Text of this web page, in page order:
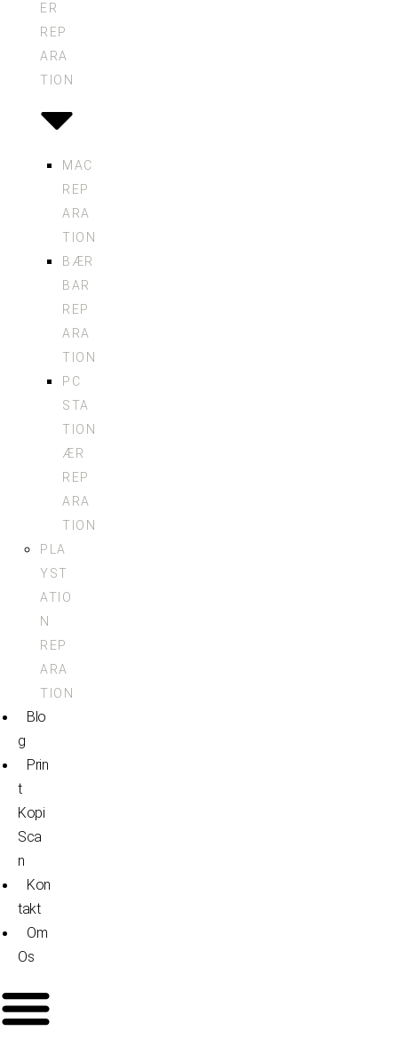
ER
REP
ARA
TION
MAC
REP
ARA
TION
BÆR
BAR
REP
ARA
TION
PC
STA
TION
ÆR
REP
ARA
TION
PLA
YST
ATIO
N
REP
ARA
TION
Blo
G
Prin
T
Kopi
Sca
N
Kon
Takt
Om
Os